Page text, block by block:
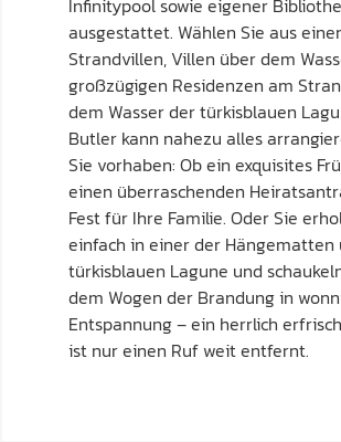
Infinitypool sowie eigener
ausgestattet. Wählen Sie aus
Strandvillen, Villen über dem
großzügigen Residenzen am
dem Wasser der türkisblauen
Butler kann nahezu alles
Sie vorhaben: Ob ein exquisites
einen überraschenden
Fest für Ihre Familie. Oder Sie
einfach in einer der Hängematten
türkisblauen Lagune und
dem Wogen der Brandung in
Entspannung – ein herrlich
ist nur einen Ruf weit entfernt.